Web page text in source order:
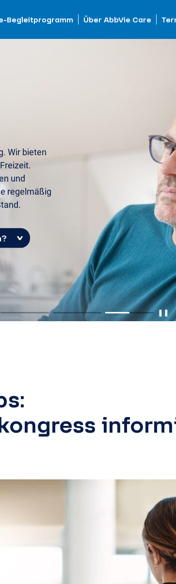
Begleitprogramm Über AbbVie Care
Wir bieten
und
regelmäßig
❚❚